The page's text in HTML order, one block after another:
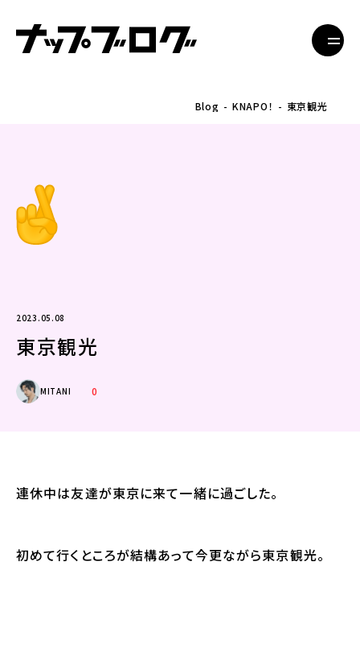
Blog KNAPO！ 東京観光
2023.05.08
東京観光
MITANI 0
連休中は友達が東京に来て一緒に過ごした。
初めて行くところが結構あって今更ながら東京観光。